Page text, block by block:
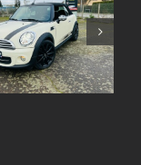
Echappement inox
sur mesure
Volkswagen Golf 8
GTI